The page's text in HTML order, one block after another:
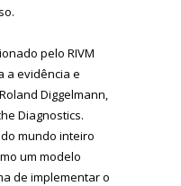
pelo RIVM
a evidência e
Diggelmann,
Diagnostics.
mundo inteiro
um modelo
de implementar o